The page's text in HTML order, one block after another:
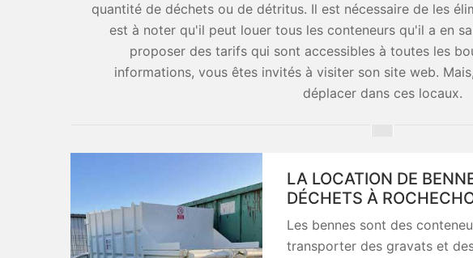
quantité de déchets ou de détritus. Il est nécessaire de les
est à noter qu'il peut louer tous les conteneurs qu'il a en
proposer des tarifs qui sont accessibles à toutes les
informations, vous êtes invités à visiter son site web.
déplacer dans ces locaux.
LA LOCATION DE
DÉCHETS À
Les bennes sont des
transporter des gravats et